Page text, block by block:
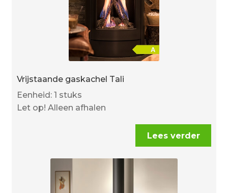
Vrijstaande gaskachel Tali
Eenheid: 1 stuks
Let op! Alleen afhalen
Lees verder